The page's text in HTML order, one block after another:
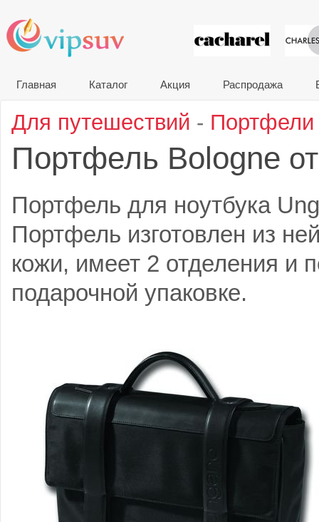
VIP
Главная Каталог Акция Распродажа
Для путешествий - Портфели
Портфель Bologne от
Портфель для ноутбука
Портфель изготовлен из
кожи, имеет 2 отделения и
подарочной упаковке.